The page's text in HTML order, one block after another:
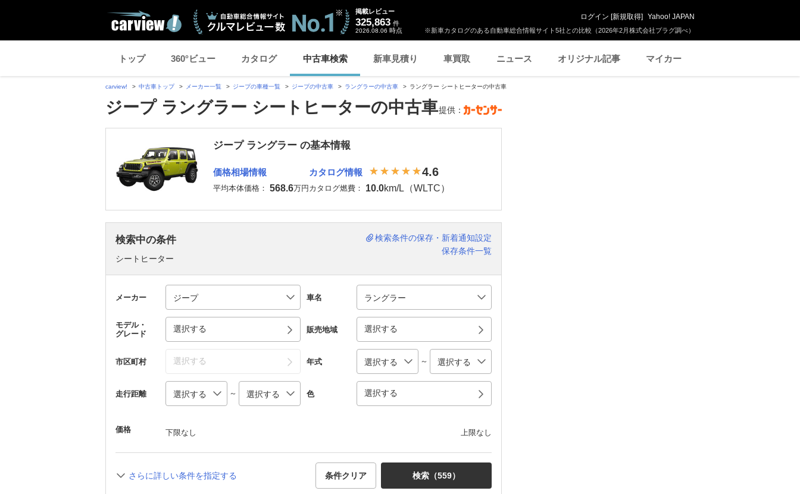
※新車カタログのある自動車総合情報サイト5社との比較（2026年2月株式会社プラグ調べ）
掲載レビュー
325,863 件
2026.08.06 時点
ログイン [新規取得] Yahoo! JAPAN
トップ 360°ビュー カタログ 中古車検索 新車見積り 車買取 ニュース オリジナル記事 マイカー
carview! 中古車トップ メーカー一覧 ジープの車種一覧 ジープの中古車 ラングラーの中古車 ラングラー シートヒーターの中古車
ジープ ラングラー シートヒーターの中古車提供：
ジープ ラングラー の基本情報
価格相場情報
平均本体価格： 568.6万円
カタログ情報 4.6
カタログ燃費： 10.0km/L（WLTC）
検索中の条件
シートヒーター
検索条件の保存・新着通知設定
保存条件一覧
メーカー 車名
モデル・
グレード
選択する 販売地域 選択する
市区町村 選択する 年式 ～
走行距離 ～ 色 選択する
価格 下限なし 上限なし
さらに詳しい条件を指定する 条件クリア 検索（559）